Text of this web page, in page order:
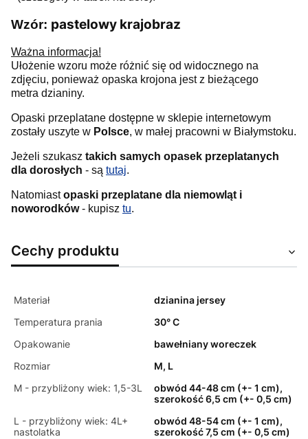
Wzór: pastelowy krajobraz
Ważna informacja!
Ułożenie wzoru może różnić się od widocznego na
zdjęciu, ponieważ opaska krojona jest z bieżącego
metra dzianiny.
Opaski przeplatane dostępne w sklepie internetowym
zostały uszyte w Polsce, w małej pracowni w Białymstoku.
Jeżeli szukasz takich samych opasek przeplatanych
dla dorosłych - są tutaj.
Natomiastopaski przeplatane dla niemowląt i
noworodków- kupisz tu.
Cechy produktu
Materiał
dzianina jersey
Temperatura prania
30° C
Opakowanie
bawełniany woreczek
Rozmiar
M, L
M - przybliżony wiek: 1,5-3L
obwód 44-48 cm (+- 1 cm),
szerokość 6,5 cm (+- 0,5 cm)
L - przybliżony wiek: 4L+
nastolatka
obwód 48-54 cm (+- 1 cm),
szerokość 7,5 cm (+- 0,5 cm)